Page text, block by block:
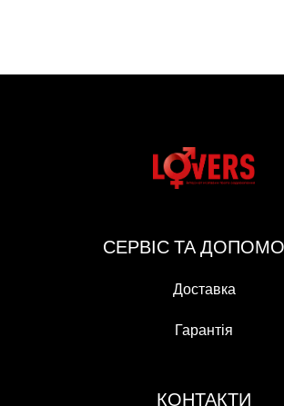
СЕРВІС ТА
Доставка
Гарантія
КОНТАКТИ